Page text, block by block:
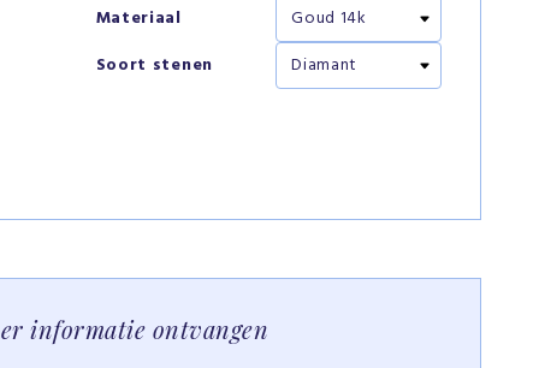
Materiaal
Soort stenen
informatie ontvangen